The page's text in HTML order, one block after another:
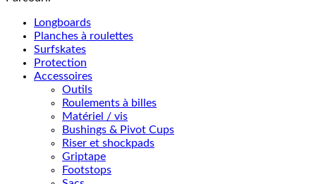
Longboards
Planches à roulettes
Surfskates
Protection
Accessoires
Outils
Roulements à billes
Matériel / vis
Bushings & Pivot Cups
Riser et shockpads
Griptape
Footstops